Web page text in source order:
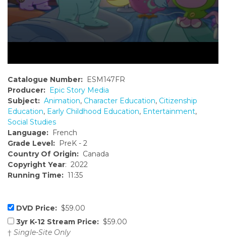
Catalogue Number: ESM147FR
Producer: Epic Story Media
Subject: Animation, Character Education, Citizenship
Education, Early Childhood Education, Entertainment,
Social Studies
Language: French
Grade Level: PreK - 2
Country Of Origin: Canada
Copyright Year: 2022
Running Time: 11:35
DVD Price: $59.00
3yr K-12 Stream Price: $59.00
† Single-Site Only